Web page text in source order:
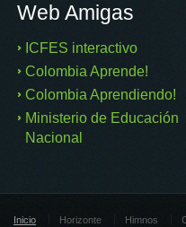
Web Amigas
ICFES interactivo
Colombia Aprende!
Colombia Aprendiendo!
Ministerio de Educación
Nacional
Inicio Horizonte Himnos